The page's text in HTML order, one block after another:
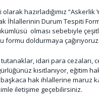
hazırladığımız “Askerlik
İhlallerinin Durum Tespiti
olması sebebiyle
formu doldurmaya çağırıyoruz.
idari para cezaları,
kısıtlanıyor, eğitim
hak ihlallerine maruz
iletişime geçebilirsiniz.